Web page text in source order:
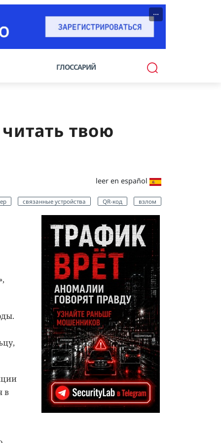
···
ГЛОССАРИЙ
твою
leer en español
связанные устройства QR-код взлом
в